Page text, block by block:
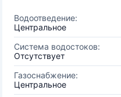
Водоотведение:
Центральное
Система водостоков:
Отсутствует
Газоснабжение:
Центральное